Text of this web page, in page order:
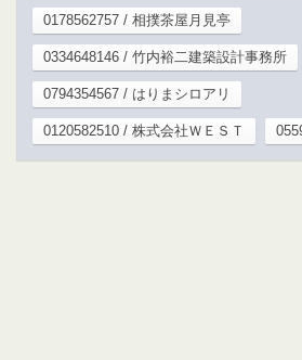
0178562757 / 相撲茶屋月見亭
0334648146 / 竹内裕二建築設計事務所
0794354567 / はりまシロアリ
0120582510 / 株式会社ＷＥＳＴ